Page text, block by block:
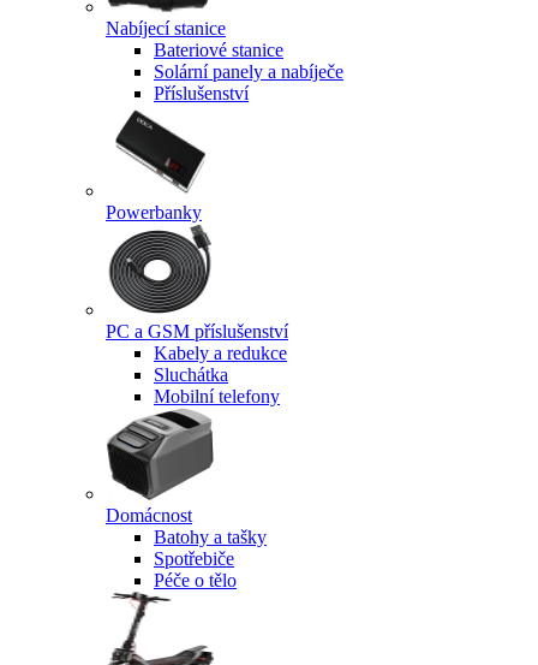
Nabíjecí stanice
Bateriové stanice
Solární panely a nabíječe
Příslušenství
Powerbanky
PC a GSM příslušenství
Kabely a redukce
Sluchátka
Mobilní telefony
Domácnost
Batohy a tašky
Spotřebiče
Péče o tělo